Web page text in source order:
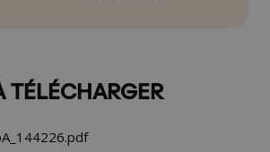
TÉLÉCHARGER